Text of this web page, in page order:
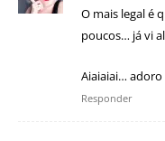
O mais legal é
poucos… já vi
Aiaiaiai…
Responder